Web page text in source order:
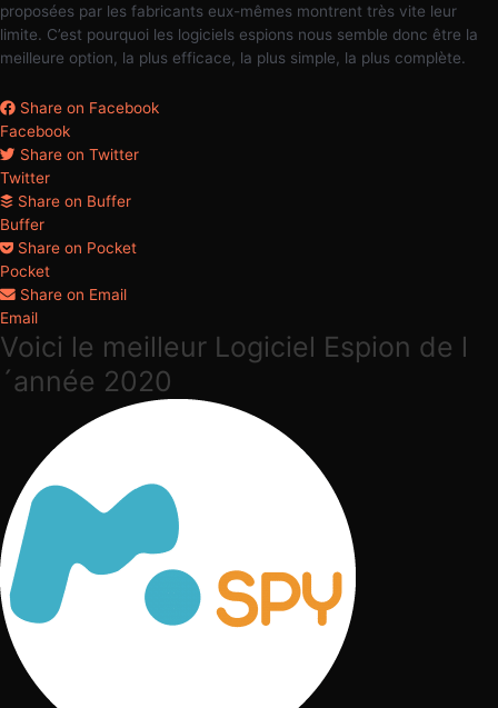
proposées par les fabricants eux-mêmes montrent très vite leur
limite. C’est pourquoi les logiciels espions nous semble donc être la
meilleure option, la plus efficace, la plus simple, la plus complète.
Share on Facebook
Facebook
Share on Twitter
Twitter
Share on Buffer
Buffer
Share on Pocket
Pocket
Share on Email
Email
Voici le meilleur Logiciel Espion de l
´année 2020